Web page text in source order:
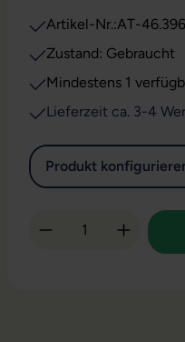
Artikel-Nr.:AT-
Zustand: Gebraucht
Mindestens 1
Lieferzeit ca. 3-4
Produkt
Produkt Anzahl: